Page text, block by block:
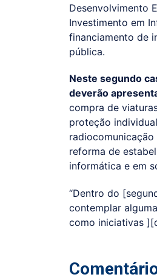
Desenvolvimento
Investimento em
financiamento de
pública.
Neste segundo
deverão
compra de
proteção
reforma de
informática e em
“Dentro do
contemplar
como iniciativas